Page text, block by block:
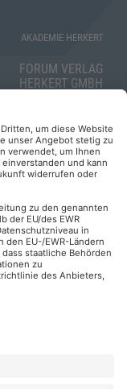
AKADEMIE HERKERT
FORUM VERLAG
HERKERT GMBH
86504 Merching
Telefon: +49
(0)8233 381-123
Telefax: +49
E-Mail:
herkert.de
Zahlung per
Rechnung